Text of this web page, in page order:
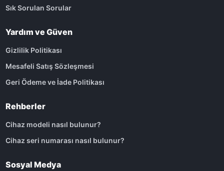
Sık Sorulan Sorular
Yardım ve Güven
Gizlilik Politikası
Mesafeli Satış Sözleşmesi
Geri Ödeme ve İade Politikası
Rehberler
Cihaz modeli nasıl bulunur?
Cihaz seri numarası nasıl bulunur?
Sosyal Medya